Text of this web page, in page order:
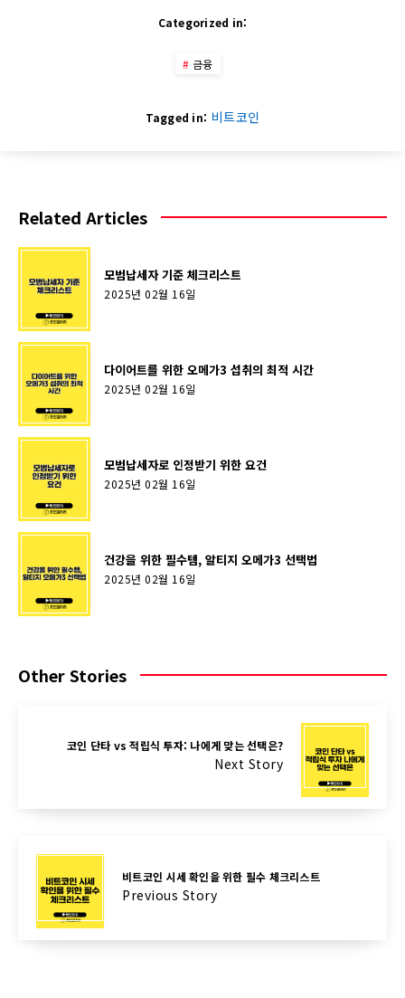
Categorized in:
금융
Tagged in: 비트코인
Related Articles
모범납세자 기준 체크리스트
2025년 02월 16일
다이어트를 위한 오메가3 섭취의 최적 시간
2025년 02월 16일
모범납세자로 인정받기 위한 요건
2025년 02월 16일
건강을 위한 필수템, 알티지 오메가3 선택법
2025년 02월 16일
Other Stories
코인 단타 vs 적립식 투자: 나에게 맞는 선택은?
Next Story
비트코인 시세 확인을 위한 필수 체크리스트
Previous Story